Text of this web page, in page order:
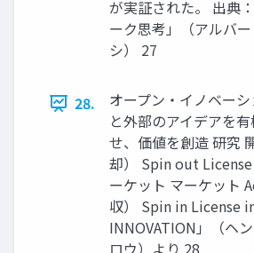
が実証された。 出典
ーク思考」（アルバ
シ） 27
28.
オープン・イノベー
と外部のアイデアを
せ、価値を創造 研究
却） Spin out
ーケット マーケット
収） Spin in License
INNOVATION」（ヘ